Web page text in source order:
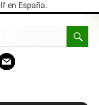
A
HOYO
en España.